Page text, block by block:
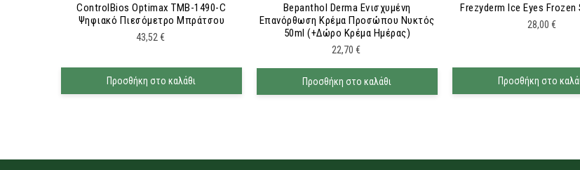
ControlBios Optimax ΤΜΒ-1490-C
Ψηφιακό Πιεσόμετρο Μπράτσου
43,52 €
Προσθήκη στο καλάθι
Bepanthol Derma Ενισχυμένη
Επανόρθωση Κρέμα Προσώπου Νυκτός
50ml (+δώρο Κρέμα Ημέρας)
22,70 €
Προσθήκη στο καλάθι
Frezyderm Ice Eyes
28,00 €
Προσθήκη στο